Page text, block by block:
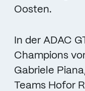
Oosten.
In der ADAC
Champions
Gabriele
Teams Hofor